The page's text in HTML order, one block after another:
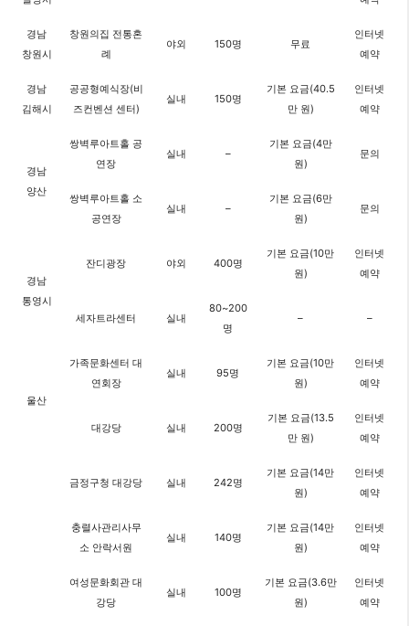
경남
창원시
창원의집 전통혼
례
야외 150명 무료
인터넷
예약
경남
김해시
공공형예식장(비
즈컨벤션 센터)
실내 150명
기본 요금(40.5
만 원)
인터넷
예약
경남
양산
쌍벽루아트홀 공
연장
실내 –
기본 요금(4만
원)
문의
쌍벽루아트홀 소
공연장
실내 –
기본 요금(6만
원)
문의
경남
통영시
잔디광장 야외 400명
기본 요금(10만
원)
인터넷
예약
세자트라센터 실내
80~200
명
– –
울산
가족문화센터 대
연회장
실내 95명
기본 요금(10만
원)
인터넷
예약
대강당 실내 200명
기본 요금(13.5
만 원)
인터넷
예약
금정구청 대강당 실내 242명
기본 요금(14만
원)
인터넷
예약
충렬사관리사무
소 안락서원
실내 140명
기본 요금(14만
원)
인터넷
예약
여성문화회관 대
강당
실내 100명
기본 요금(3.6만
원)
인터넷
예약